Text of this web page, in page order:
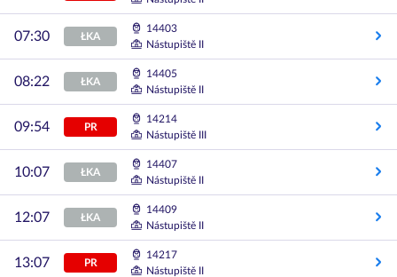
07:30 ŁKA
14403
Nástupiště II
08:22 ŁKA
14405
Nástupiště II
09:54 PR
14214
Nástupiště III
10:07 ŁKA
14407
Nástupiště II
12:07 ŁKA
14409
Nástupiště II
13:07 PR
14217
Nástupiště II